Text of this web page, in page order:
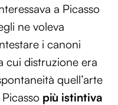
a Picasso
ne voleva
i canoni
cui distruzione era
quell’arte
più istintiva